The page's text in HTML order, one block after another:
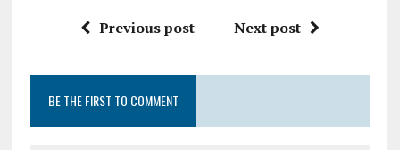
Previous post Next post
BE THE FIRST TO COMMENT